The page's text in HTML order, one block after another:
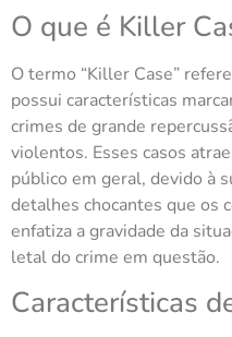
O que é Killer
O termo “Killer Case”
possui características
crimes de grande
violentos. Esses casos
público em geral, devido à
detalhes chocantes que os
enfatiza a gravidade da
letal do crime em questão.
Características